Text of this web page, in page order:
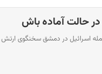
حالت آماده باش
حمله اسرائیل در دمشق سخنگوی ارتش